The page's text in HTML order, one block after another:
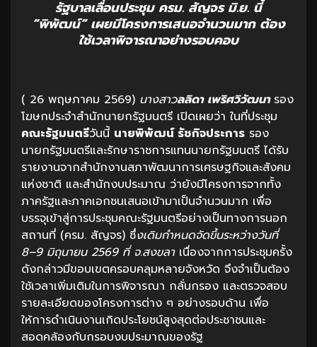
รัฐบาลเลื่อนประชุม ครม. สัญจร มิ.ย. นี้
“พิพัฒน์” เผยมีโครงการเสนอจำนวนมาก ต้อง
ใช้เวลาพิจารณาอย่างรอบคอบ
( 26 พฤษภาคม 2569) นางสาวลลิดา เพริศวิวัฒนา รอง
โฆษกประจำสำนักนายกรัฐมนตรี เปิดเผยว่า ในที่ประชุม
คณะรัฐมนตรีวันนี้ นายพิพัฒน์ รัชกิจประการ รอง
นายกรัฐมนตรีและรักษาราชการแทนนายกรัฐมนตรี ได้รับ
รายงานจากสำนักงานสภาพัฒนาการเศรษฐกิจและสังคม
แห่งชาติ และสำนักงบประมาณ ว่ายังมีโครงการจากทั้ง
ภาครัฐและภาคเอกชนเสนอเข้ามาเป็นจำนวนมาก เพื่อ
บรรจุเข้าสู่การประชุมคณะรัฐมนตรีอย่างเป็นทางการนอก
สถานที่ (ครม. สัญจร) ซึ่งเดิมกำหนดจัดขึ้นระหว่างวันที่
8–9 มิถุนายน 2569 ที่ จ.สงขลา เนื่องจากการประชุมครั้ง
ดังกล่าวมีขอบเขตครอบคลุมหลายจังหวัด จึงจำเป็นต้อง
ใช้เวลาเพิ่มเติมในการพิจารณา กลั่นกรอง และตรวจสอบ
รายละเอียดของโครงการต่าง ๆ อย่างรอบด้าน เพื่อ
ให้การดำเนินงานเกิดประโยชน์สูงสุดต่อประชาชนและ
สอดคล้องกับกรอบงบประมาณของรัฐ